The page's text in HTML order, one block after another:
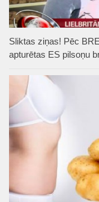
Sliktas ziņas! Pēc
apturētas ES pilsoņu